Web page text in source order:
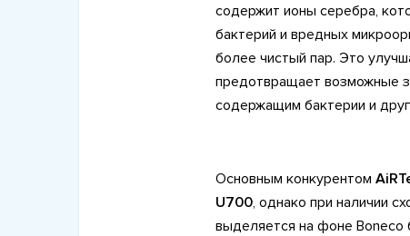
содержит ионы серебра,
бактерий и вредных
более чистый пар. Это
предотвращает возможные
содержащим бактерии и
Основным конкурентом
U700, однако при наличии
выделяется на фоне Boneco